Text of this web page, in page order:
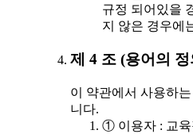
규정 되어있을
지 않은 경우에
제 4 조 (용어의 정
이 약관에서 사용하
니다.
① 이용자 : 교육